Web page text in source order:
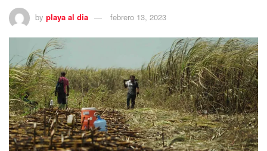
by playa al dia febrero 13, 2023